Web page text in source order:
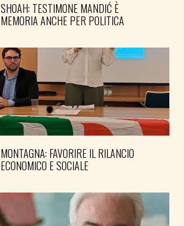
SHOAH: TESTIMONE MANDIĆ È
MEMORIA ANCHE PER POLITICA
MONTAGNA: FAVORIRE IL RILANCIO
ECONOMICO E SOCIALE